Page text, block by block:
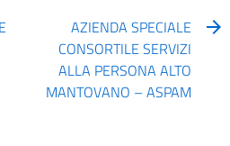
AZIENDA SPECIALE
CONSORTILE SERVIZI
ALLA PERSONA ALTO
MANTOVANO – ASPAM